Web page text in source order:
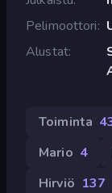
Pelimoottori
Alustat
Toiminta
Mario 4
Hirviö 137